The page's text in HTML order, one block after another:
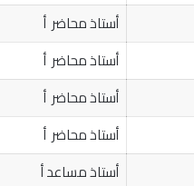
أستاذ محاضر أ
أستاذ محاضر أ
أستاذ محاضر أ
أستاذ محاضر أ
أستاذ مساعد أ